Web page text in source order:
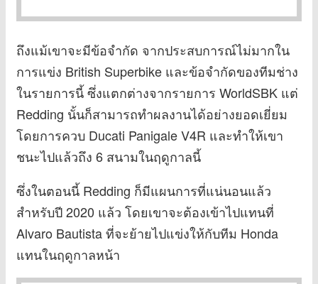
ถึงแม้เขาจะมีข้อจำกัด จากประสบการณ์ไม่มากใน
การแข่ง British Superbike และข้อจำกัดของทีมช่าง
ในรายการนี้ ซึ่งแตกต่างจากรายการ WorldSBK แต่
Redding นั้นก็สามารถทำผลงานได้อย่างยอดเยี่ยม
โดยการควบ Ducati Panigale V4R และทำให้เขา
ชนะไปแล้วถึง 6 สนามในฤดูกาลนี้
ซึ่งในตอนนี้ Redding ก็มีแผนการที่แน่นอนแล้ว
สำหรับปี 2020 แล้ว โดยเขาจะต้องเข้าไปแทนที่
Alvaro Bautista ที่จะย้ายไปแข่งให้กับทีม Honda
แทนในฤดูกาลหน้า